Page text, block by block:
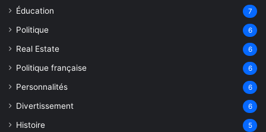
Éducation 7
Politique 6
Real Estate 6
Politique française 6
Personnalités 6
Divertissement 6
Histoire 5